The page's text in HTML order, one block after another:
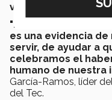
vocación de ayuda.
"Este lanzamiento
es una evidencia
servir, de ayudar a
celebramos el
humano de nuestra
García-Ramos, líder
del Tec.